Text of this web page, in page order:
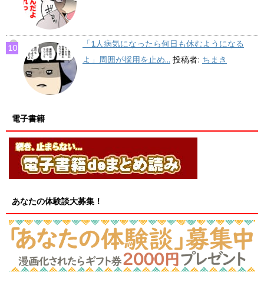
「1人病気になったら何日も休むようになる
よ」周囲が採用を止め... 投稿者: ちまき
電子書籍
あなたの体験談大募集！